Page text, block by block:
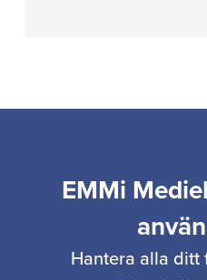
EMMi
Hantera alla